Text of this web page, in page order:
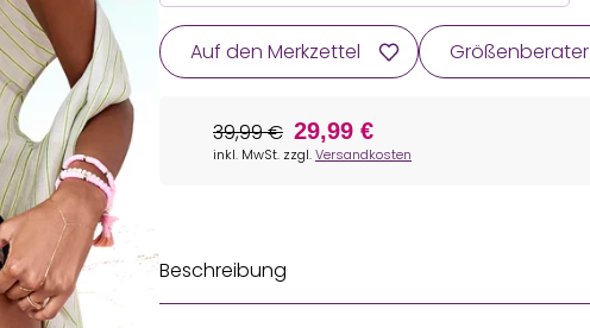
Auf den Merkzettel Größenberater
39,99 € 29,99 €
inkl. MwSt. zzgl.Versandkosten
Beschreibung